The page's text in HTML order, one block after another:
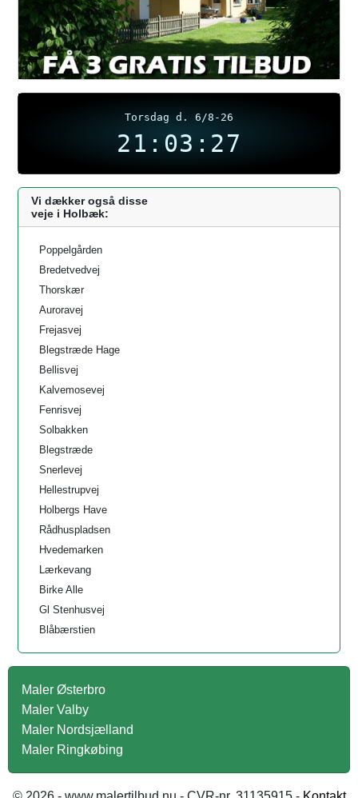
Torsdag d. 6/8-26
21:03:27
Vi dækker også disse
veje i Holbæk:
Poppelgården
Bredetvedvej
Thorskær
Auroravej
Frejasvej
Blegstræde Hage
Bellisvej
Kalvemosevej
Fenrisvej
Solbakken
Blegstræde
Snerlevej
Hellestrupvej
Holbergs Have
Rådhuspladsen
Hvedemarken
Lærkevang
Birke Alle
Gl Stenhusvej
Blåbærstien
Maler Østerbro
Maler Valby
Maler Nordsjælland
Maler Ringkøbing